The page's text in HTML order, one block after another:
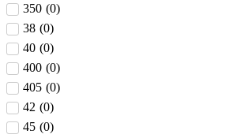
350 (0)
38 (0)
40 (0)
400 (0)
405 (0)
42 (0)
45 (0)